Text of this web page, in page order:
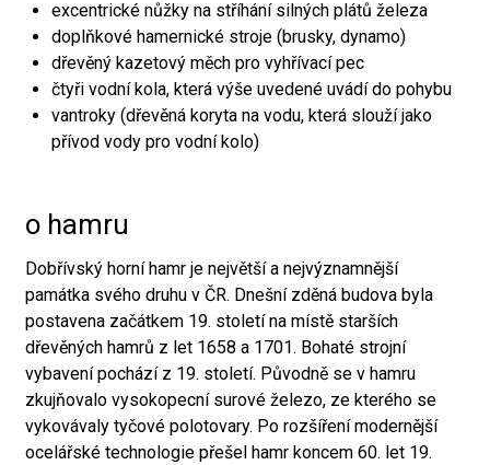
excentrické nůžky na stříhání silných plátů železa
doplňkové hamernické stroje (brusky, dynamo)
dřevěný kazetový měch pro vyhřívací pec
čtyři vodní kola, která výše uvedené uvádí do pohybu
vantroky (dřevěná koryta na vodu, která slouží jako
přívod vody pro vodní kolo)
o hamru
Dobřívský horní hamr je největší a nejvýznamnější
památka svého druhu v ČR. Dnešní zděná budova byla
postavena začátkem 19. století na místě starších
dřevěných hamrů z let 1658 a 1701. Bohaté strojní
vybavení pochází z 19. století. Původně se v hamru
zkujňovalo vysokopecní surové železo, ze kterého se
vykovávaly tyčové polotovary. Po rozšíření modernější
ocelářské technologie přešel hamr koncem 60. let 19.